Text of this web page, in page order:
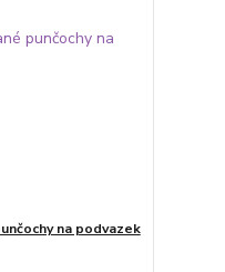
na podvazek